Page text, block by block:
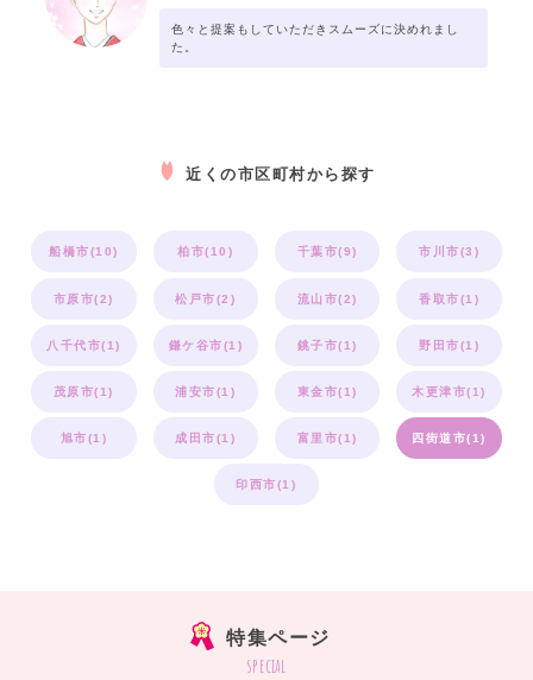
色々と提案もしていただきスムーズに決めれまし
た。
近くの市区町村から探す
船橋市(10) 柏市(10) 千葉市(9) 市川市(3)
市原市(2) 松戸市(2) 流山市(2) 香取市(1)
八千代市(1) 鎌ケ谷市(1) 銚子市(1) 野田市(1)
茂原市(1) 浦安市(1) 東金市(1) 木更津市(1)
旭市(1) 成田市(1) 富里市(1) 四街道市(1)
印西市(1)
特集ページ
special